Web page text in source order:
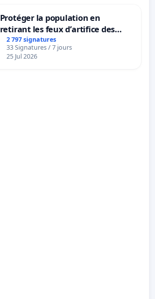
Protéger la population en
retirant les feux d’artifice des
rayons
2 797 signatures
33 Signatures / 7 jours
25 Jul 2026